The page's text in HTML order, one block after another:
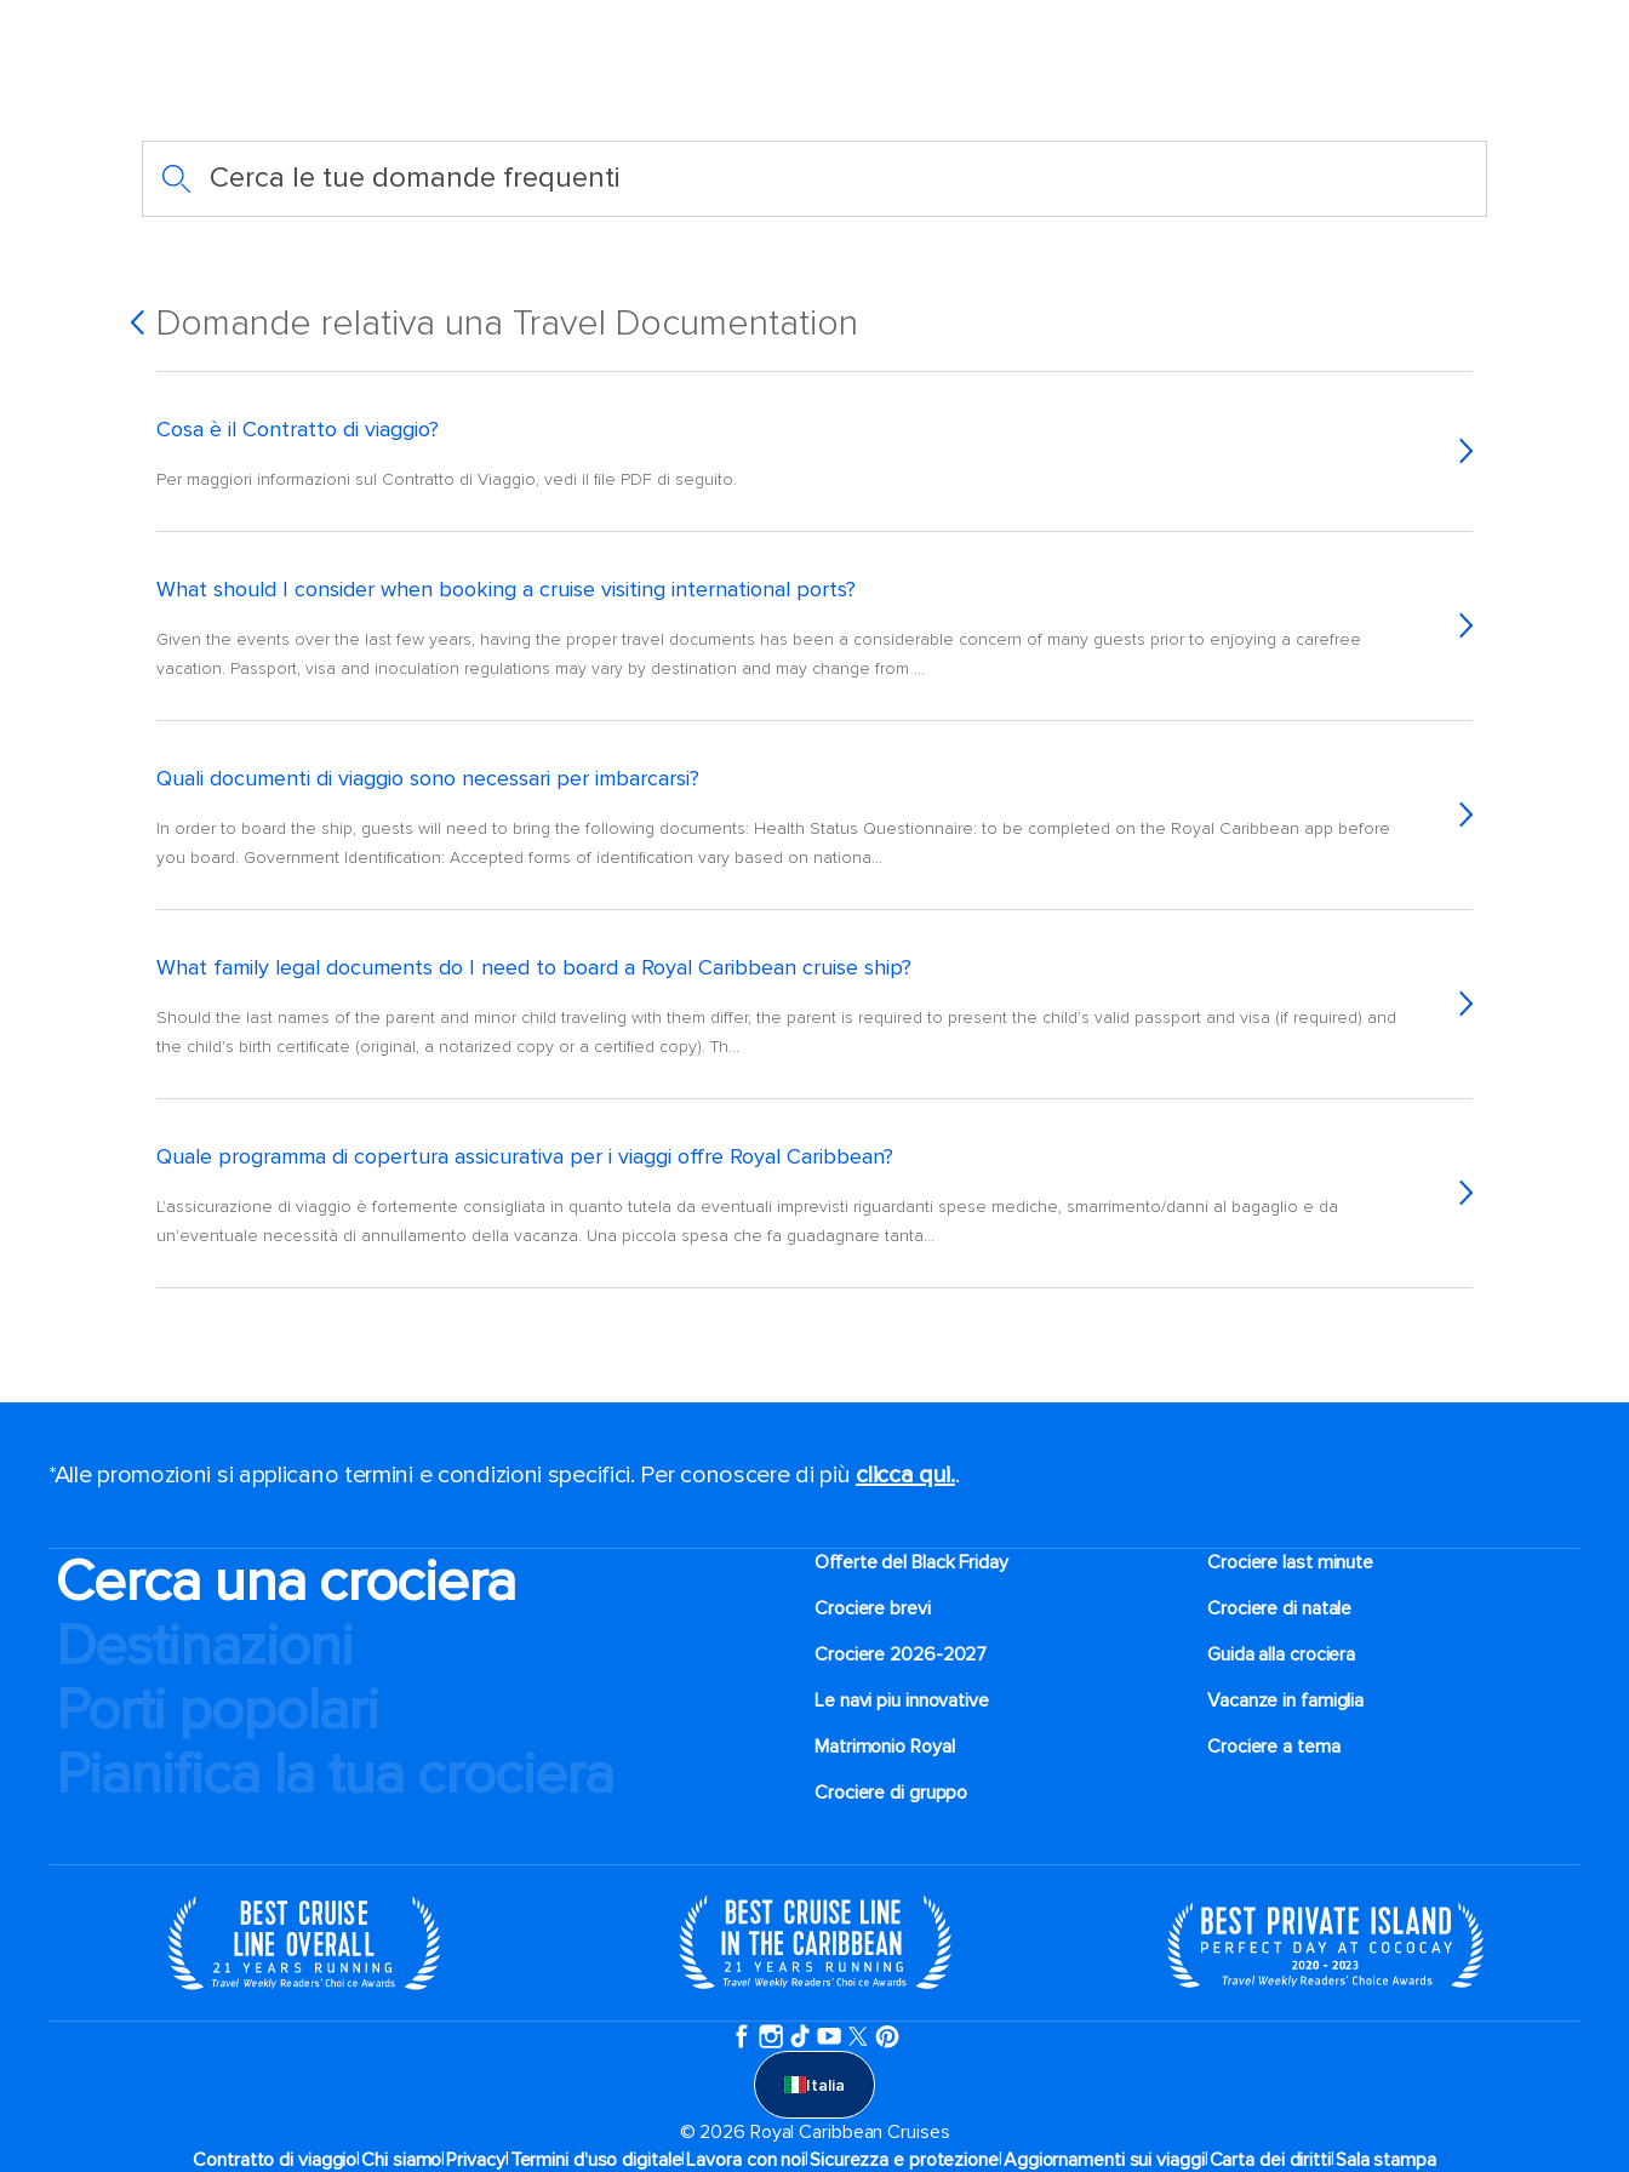
Cerca le tue domande frequenti
Domande relativa una Travel Documentation
Cosa è il Contratto di viaggio?
Per maggiori informazioni sul Contratto di Viaggio, vedi il file PDF di seguito.
What should I consider when booking a cruise visiting international ports?
Given the events over the last few years, having the proper travel documents has been a considerable concern of many guests prior to enjoying a carefree
vacation. Passport, visa and inoculation regulations may vary by destination and may change from ...
Quali documenti di viaggio sono necessari per imbarcarsi?
In order to board the ship, guests will need to bring the following documents: Health Status Questionnaire: to be completed on the Royal Caribbean app before
you board. Government Identification: Accepted forms of identification vary based on nationa...
What family legal documents do I need to board a Royal Caribbean cruise ship?
Should the last names of the parent and minor child traveling with them differ, the parent is required to present the child's valid passport and visa (if required) and
the child's birth certificate (original, a notarized copy or a certified copy). Th...
Quale programma di copertura assicurativa per i viaggi offre Royal Caribbean?
L'assicurazione di viaggio è fortemente consigliata in quanto tutela da eventuali imprevisti riguardanti spese mediche, smarrimento/danni al bagaglio e da
un'eventuale necessità di annullamento della vacanza. Una piccola spesa che fa guadagnare tanta...
*Alle promozioni si applicano termini e condizioni specifici. Per conoscere di più clicca qui..
Cerca una crociera
Destinazioni
Porti popolari
Pianifica la tua crociera
Offerte del Black Friday
Crociere last minute
Crociere brevi​
Crociere di natale​
Crociere 2026-2027
Guida alla crociera
Le navi piu innovative
Vacanze in famiglia
Matrimonio Royal
Crociere a tema
Crociere di gruppo
Italia
© 2026 Royal Caribbean Cruises
Contratto di viaggio|Chi siamo|Privacy|Termini d'uso digitale|Lavora con noi|Sicurezza e protezione|Aggiornamenti sui viaggi|Carta dei diritti|Sala stampa